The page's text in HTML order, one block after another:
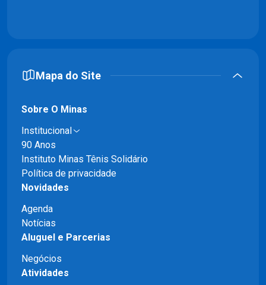
Mapa do Site
Sobre O Minas
Institucional
90 Anos
Instituto Minas Tênis Solidário
Política de privacidade
Novidades
Agenda
Notícias
Aluguel e Parcerias
Negócios
Atividades